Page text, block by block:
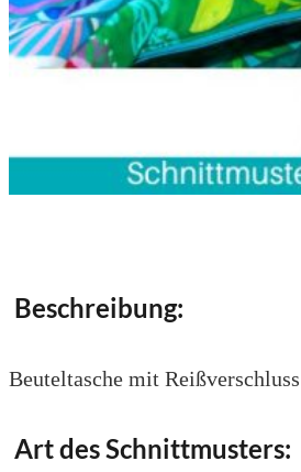
Beschreibung:
Beuteltasche mit Reißverschluss
Art des Schnittmusters: